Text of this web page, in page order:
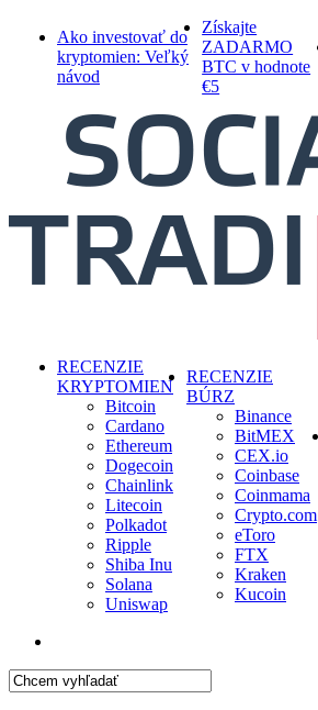
content
Ako investovať do
kryptomien: Veľký
návod
Získajte
ZADARMO
BTC v hodnote
€5
search
Menu
RECENZIE
KRYPTOMIEN
Bitcoin
Cardano
Ethereum
Dogecoin
Chainlink
Litecoin
Polkadot
Ripple
Shiba Inu
Solana
Uniswap
RECENZIE
BÚRZ
Binance
BitMEX
CEX.io
Coinbase
Coinmama
Crypto.com
eToro
FTX
Kraken
Kucoin